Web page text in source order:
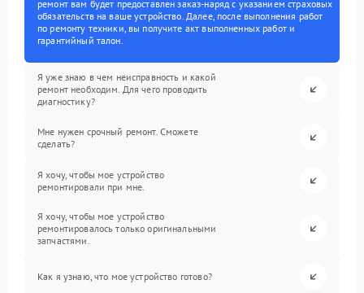
ремонт вам будет предоставлен заказ-наряд с указанием страховых
обязательств на ваше устройство. Далее, после выполнения работ
по ремонту техники, вы получите акт выполненных работ и
гарантийный талон.
Я уже знаю в чем неисправность и какой
ремонт необходим. Для чего проводить
диагностику?
Мне нужен срочный ремонт. Сможете
сделать?
Я хочу, чтобы мое устройство
ремонтировали при мне.
Я хочу, чтобы мое устройство
ремонтировалось только оригинальными
запчастями.
Как я узнаю, что мое устройство готово?